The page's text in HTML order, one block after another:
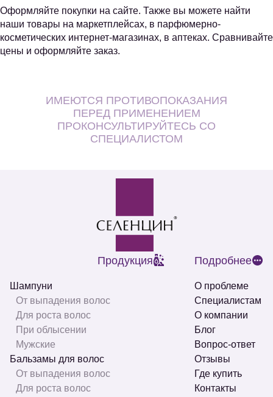
Оформляйте покупки на сайте. Также вы можете найти
наши товары на маркетплейсах, в парфюмерно-
косметических интернет-магазинах, в аптеках. Сравнивайте
цены и оформляйте заказ.
ИМЕЮТСЯ ПРОТИВОПОКАЗАНИЯ
ПЕРЕД ПРИМЕНЕНИЕМ
ПРОКОНСУЛЬТИРУЙТЕСЬ СО
СПЕЦИАЛИСТОМ
Продукция
Шампуни
От выпадения волос
Для роста волос
При облысении
Мужские
Бальзамы для волос
От выпадения волос
Для роста волос
Подробнее
О проблеме
Специалистам
О компании
Блог
Вопрос-ответ
Отзывы
Где купить
Контакты